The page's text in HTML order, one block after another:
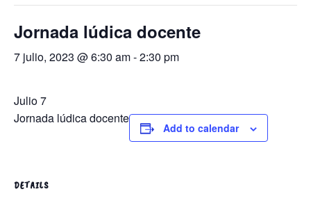
Jornada lúdica docente
7 julio, 2023 @ 6:30 am-2:30 pm
Julio 7
Jornada lúdica docente
Add to calendar
DETAILS